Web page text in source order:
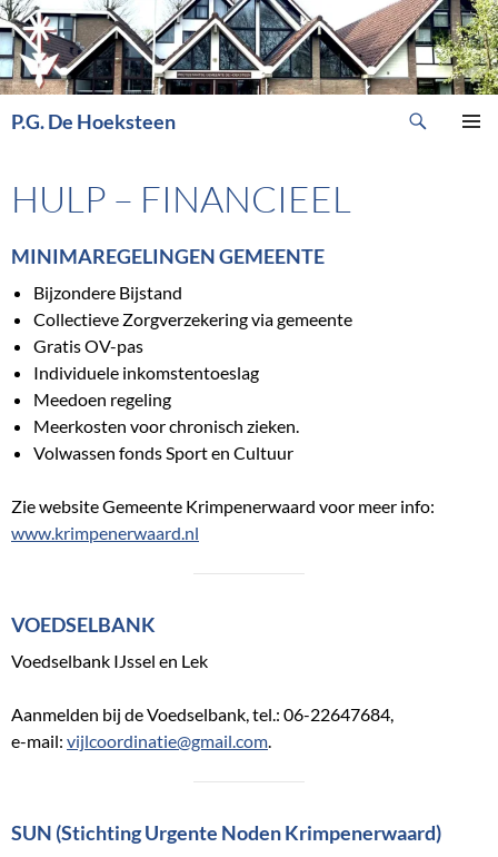
Ga
naar
de
inhoud
P.G. De Hoeksteen
HULP – FINANCIEEL
MINIMAREGELINGEN GEMEENTE
Bijzondere Bijstand
Collectieve Zorgverzekering via gemeente
Gratis OV-pas
Individuele inkomstentoeslag
Meedoen regeling
Meerkosten voor chronisch zieken.
Volwassen fonds Sport en Cultuur
Zie website Gemeente Krimpenerwaard voor meer info:
www.krimpenerwaard.nl
VOEDSELBANK
Voedselbank IJssel en Lek
Aanmelden bij de Voedselbank, tel.: 06-22647684,
e-mail: vijlcoordinatie@gmail.com.
SUN (Stichting Urgente Noden Krimpenerwaard)